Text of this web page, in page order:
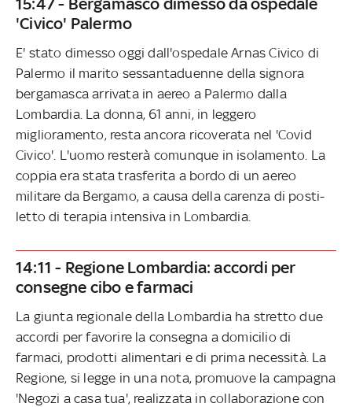
'Civico' Palermo
E' stato dimesso oggi dall'ospedale Arnas Civico di
Palermo il marito sessantaduenne della signora
bergamasca arrivata in aereo a Palermo dalla
Lombardia. La donna, 61 anni, in leggero
miglioramento, resta ancora ricoverata nel 'Covid
Civico'. L'uomo resterà comunque in isolamento. La
coppia era stata trasferita a bordo di un aereo
militare da Bergamo, a causa della carenza di posti-
letto di terapia intensiva in Lombardia.
14:11 - Regione Lombardia: accordi per
consegne cibo e farmaci
La giunta regionale della Lombardia ha stretto due
accordi per favorire la consegna a domicilio di
farmaci, prodotti alimentari e di prima necessità. La
Regione, si legge in una nota, promuove la campagna
'Negozi a casa tua', realizzata in collaborazione con